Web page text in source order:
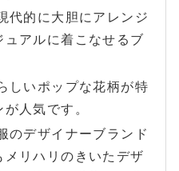
代的に大胆にアレンジ
ュアルに着こなせるブ
しいポップな花柄が特
人気です。
のデザイナーブランド
リハリのきいたデザ